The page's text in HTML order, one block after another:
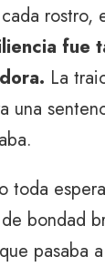
rostro,
fue
La
una
toda
bondad
pasaba